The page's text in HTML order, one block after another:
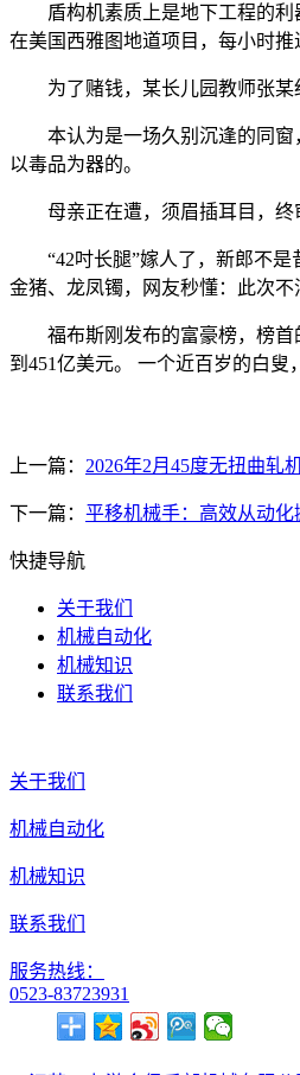
盾构机素质上是地下工程的利器
在美国西雅图地道项目，每小时推
为了赌钱，某长儿园教师张某细
本认为是一场久别沉逢的同窗，
以毒品为器的。
母亲正在遭，须眉插耳目，终
“42吋长腿”嫁人了，新郎不是
金猪、龙凤镯，网友秒懂：此次
福布斯刚发布的富豪榜，榜首的
到451亿美元。 一个近百岁的白叟
上一篇： 2026年2月45度无扭曲轧
下一篇： 平移机械手：高效从动
快捷导航
关于我们
机械自动化
机械知识
联系我们
关于我们
机械自动化
机械知识
联系我们
服务热线：
0523-83723931